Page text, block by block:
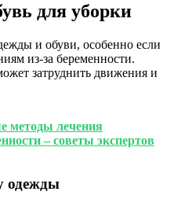
для уборки
и обуви, особенно если
из-за беременности.
затруднить движения и
методы лечения
– советы экспертов
одежды